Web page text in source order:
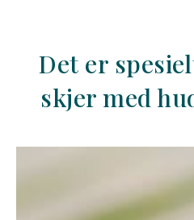
Det er
skjer med